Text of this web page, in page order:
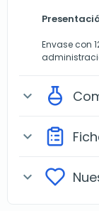
Envase con
expand_more
expand_more
expand_more